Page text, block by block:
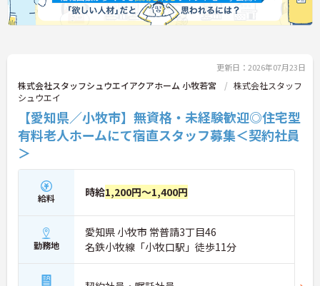
★おすすめPOINT★
ると1資格につき月1万円（最大4万円）の手当が加
算されます。
・ケアマネジャーの受験料や対策講座、更新費用ま
で全額補助されるため、次のステップアップを自己
負担なく目指せます。
・スマホ記録や睡眠センサーを活用したデータに基
づくケアにより、夜間巡視や申し送りなどの業務負
担を大きく軽減しています。
向き合えます。
【ご家族も安心できる、圧倒的な福利厚生が整って
います】
更新日：2026年07月23日
株式会社スタッフシュウエイアクアホーム 小牧若宮
株式会社スタッフ
シュウエイ
【愛知県／小牧市】無資格・未経験歓迎◎住宅型
有料老人ホームにて宿直スタッフ募集＜契約社員
＞
給料 時給1,200円～1,400円
勤務地
愛知県 小牧市 常普請3丁目46
名鉄小牧線「小牧口駅」徒歩11分